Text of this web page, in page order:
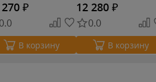
₽
0.0
В корзину
12 280 ₽
0.0
В корзину